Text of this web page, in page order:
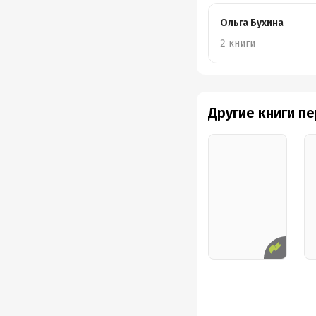
Ольга Бухина
2 книги
Другие книги